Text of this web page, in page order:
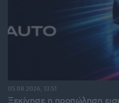
Ξεκίνησε η προπώληση
05.08.2026, 13:51